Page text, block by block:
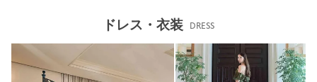
ドレス・衣装 DRESS